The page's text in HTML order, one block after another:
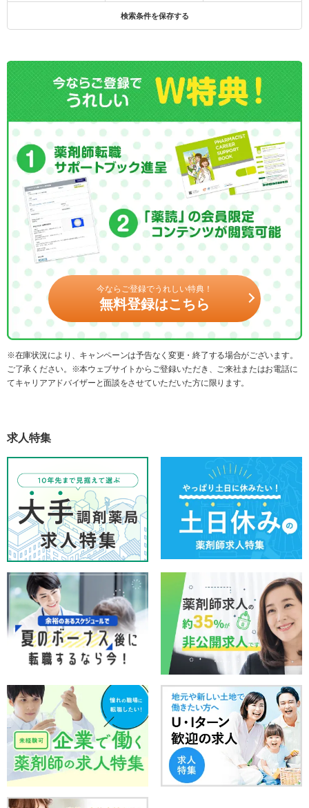
検索条件を保存する
今ならご登録でうれしい特典！
無料登録はこちら
※在庫状況により、キャンペーンは予告なく変更・終了する場合がございます。
ご了承ください。※本ウェブサイトからご登録いただき、ご来社またはお電話に
てキャリアアドバイザーと面談をさせていただいた方に限ります。
求人特集